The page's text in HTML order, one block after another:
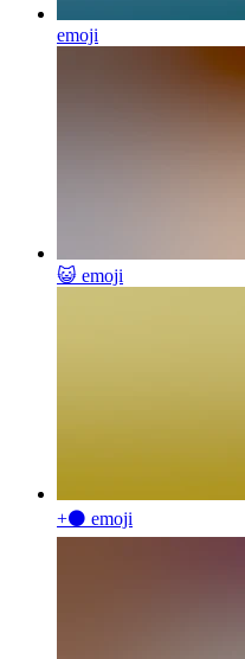
emoji
😺 emoji
+⚫ emoji